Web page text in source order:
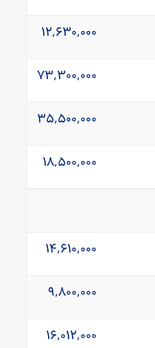
۱۲,۶۳۰,۰۰۰
۷۳,۳۰۰,۰۰۰
۳۵,۵۰۰,۰۰۰
۱۸,۵۰۰,۰۰۰
۱۴,۶۱۰,۰۰۰
۹,۸۰۰,۰۰۰
۱۶,۰۱۲,۰۰۰